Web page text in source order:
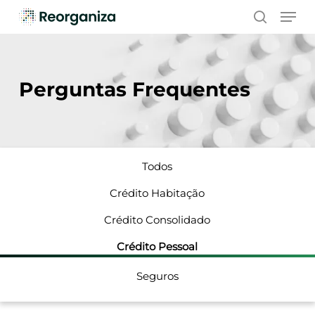
Skip
search
Perguntas Frequentes
Todos
Crédito Habitação
Crédito Consolidado
Crédito Pessoal
Seguros